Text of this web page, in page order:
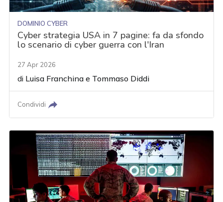
DOMINIO CYBER
Cyber strategia USA in 7 pagine: fa da sfondo
lo scenario di cyber guerra con l'Iran
27 Apr 2026
di Luisa Franchina e Tommaso Diddi
Condividi